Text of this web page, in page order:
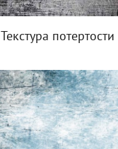
Текстура потертости